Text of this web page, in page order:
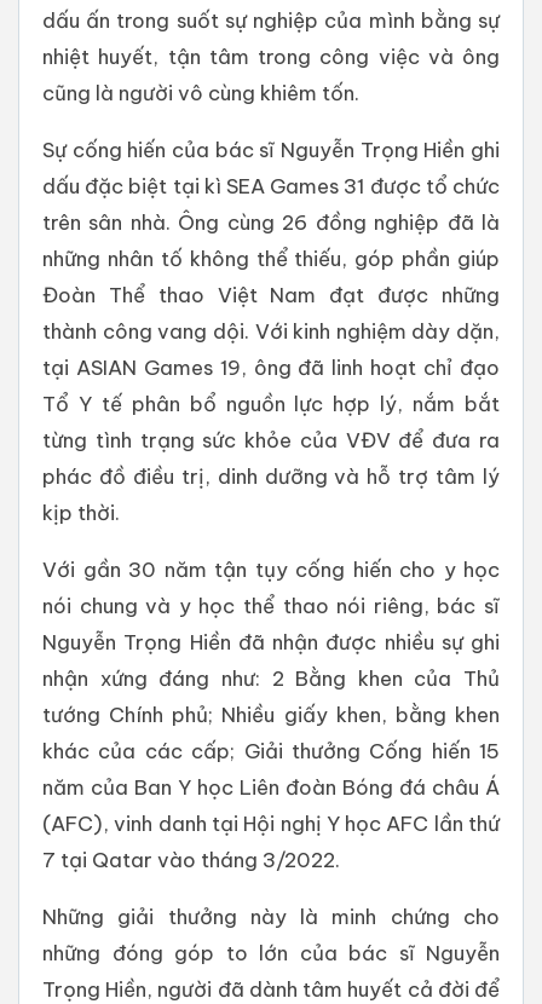
dấu ấn trong suốt sự nghiệp của mình bằng sự
nhiệt huyết, tận tâm trong công việc và ông
cũng là người vô cùng khiêm tốn.
Sự cống hiến của bác sĩ Nguyễn Trọng Hiền ghi
dấu đặc biệt tại kì SEA Games 31 được tổ chức
trên sân nhà. Ông cùng 26 đồng nghiệp đã là
những nhân tố không thể thiếu, góp phần giúp
Đoàn Thể thao Việt Nam đạt được những
thành công vang dội. Với kinh nghiệm dày dặn,
tại ASIAN Games 19, ông đã linh hoạt chỉ đạo
Tổ Y tế phân bổ nguồn lực hợp lý, nắm bắt
từng tình trạng sức khỏe của VĐV để đưa ra
phác đồ điều trị, dinh dưỡng và hỗ trợ tâm lý
kịp thời.
Với gần 30 năm tận tụy cống hiến cho y học
nói chung và y học thể thao nói riêng, bác sĩ
Nguyễn Trọng Hiền đã nhận được nhiều sự ghi
nhận xứng đáng như: 2 Bằng khen của Thủ
tướng Chính phủ; Nhiều giấy khen, bằng khen
khác của các cấp; Giải thưởng Cống hiến 15
năm của Ban Y học Liên đoàn Bóng đá châu Á
(AFC), vinh danh tại Hội nghị Y học AFC lần thứ
7 tại Qatar vào tháng 3/2022.
Những giải thưởng này là minh chứng cho
những đóng góp to lớn của bác sĩ Nguyễn
Trọng Hiền, người đã dành tâm huyết cả đời để